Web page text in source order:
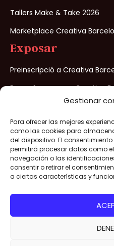
Gestionar
Para ofrecer las mejores
como las cookies para
del dispositivo. El
permitirá procesar datos como
navegación o las
consentir o retirar el
a ciertas características y
Tallers Make & Take 2026
Marketplace Creativa
Exposar
Preinscripció a Creativa
Per què exposar a Creativa
Creativa Barcelona®
Avís legal/Politica de Privacitat
de
Organitzat per
Aconsegueix la